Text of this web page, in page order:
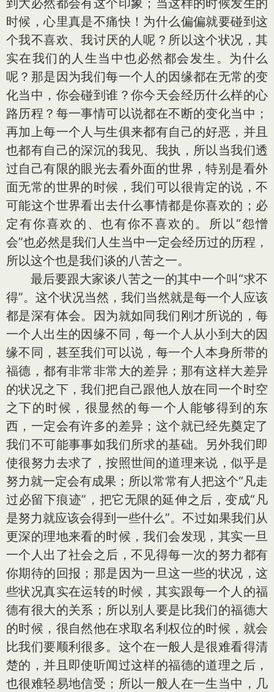
到大必然都会有这个印象；当这样的时候发生的
时候，心里真是不痛快！为什么偏偏就要碰到这
个我不喜欢、我讨厌的人呢？所以这个状况，其
实在我们的人生当中也必然都会发生。为什么
呢？那是因为我们每一个人的因缘都在无常的变
化当中，你会碰到谁？你今天会经历什么样的心
路历程？每一事情可以说都在不断的变化当中；
再加上每一个人与生俱来都有自己的好恶，并且
也都有自己的深沉的我见、我执，所以当我们透
过自己有限的眼光去看外面的世界，特别是看外
面无常的世界的时候，我们可以很肯定的说，不
可能这个世界看出去什么事情都是你喜欢的；必
定有你喜欢的、也有你不喜欢的。所以“怨憎
会”也必然是我们人生当中一定会经历过的历程，
所以这个也是我们谈的八苦之一。
最后要跟大家谈八苦之一的其中一个叫“求不
得”。这个状况当然，我们当然就是每一个人应该
都是深有体会。因为就如同我们刚才所说的，每
一个人出生的因缘不同，每一个人从小到大的因
缘不同，甚至我们可以说，每一个人本身所带的
福德，都有非常非常大的差异；那有这样大差异
的状况之下，我们把自己跟他人放在同一个时空
之下的时候，很显然的每一个人能够得到的东
西，一定会有许多的差异；这个就已经先奠定了
我们不可能事事如我们所求的基础。另外我们即
使很努力去求了，按照世间的道理来说，似乎是
努力就一定会有成果；所以常常有人把这个“凡走
过必留下痕迹”，把它无限的延伸之后，变成“凡
是努力就应该会得到一些什么”。不过如果我们从
更深的理地来看的时候，我们会发现，其实一旦
一个人出了社会之后，不见得每一次的努力都有
你期待的回报；那是因为一旦这一些的状况，这
些状况真实在运转的时候，其实跟每一个人的福
德有很大的关系；所以别人要是比我们的福德大
的时候，很自然他在求取名利权位的时候，就会
比我们要顺利很多。这个在一般人是很难看得清
楚的，并且即使听闻过这样的福德的道理之后，
也很难轻易地信受；所以一般人在一生当中，几